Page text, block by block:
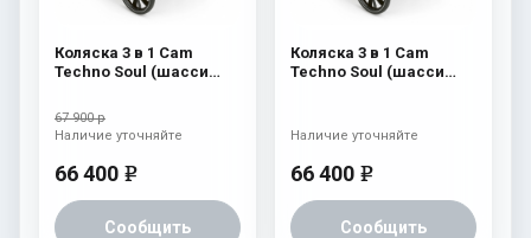
Коляска 3 в 1 Cam
Techno Soul (шасси
67 900 р
66 400 e
Сообщить
Наличие уточняйте
Коляска 3 в 1 Cam
Techno Soul (шасси
66 400 e
Сообщить
Наличие уточняйте